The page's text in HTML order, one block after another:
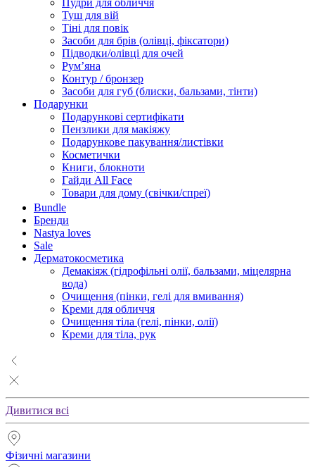
Пудри для обличчя
Туш для вій
Тіні для повік
Засоби для брів (олівці, фіксатори)
Підводки/олівці для очей
Румʼяна
Контур / бронзер
Засоби для губ (блиски, бальзами, тінти)
Подарунки
Подарункові сертифікати
Пензлики для макіяжу
Подарункове пакування/листівки
Косметички
Книги, блокноти
Гайди All Face
Товари для дому (свічки/спреї)
Bundle
Бренди
Nastya loves
Sale
Дерматокосметика
Демакіяж (гідрофільні олії, бальзами, міцелярна
вода)
Очищення (пінки, гелі для вмивання)
Креми для обличчя
Очищення тіла (гелі, пінки, олії)
Креми для тіла, рук
Дивитися всі
Фізичні магазини